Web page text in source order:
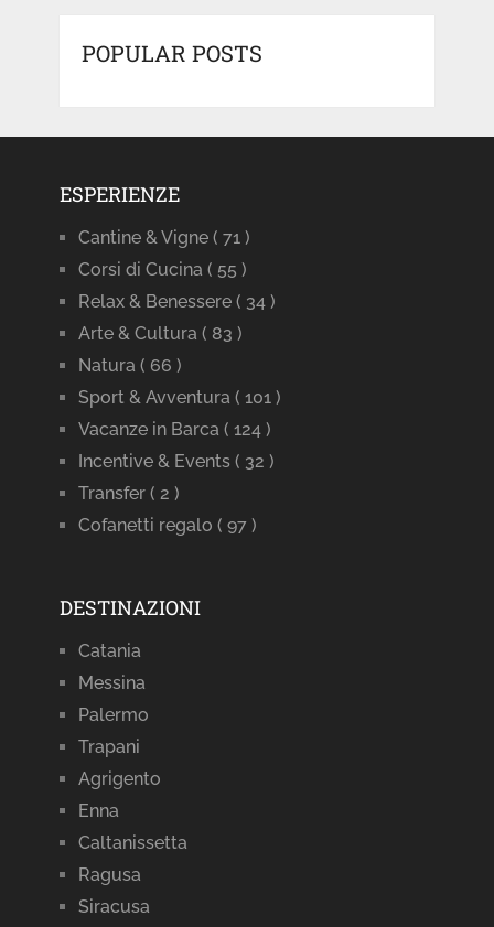
POPULAR POSTS
ESPERIENZE
Cantine & Vigne ( 71 )
Corsi di Cucina ( 55 )
Relax & Benessere ( 34 )
Arte & Cultura ( 83 )
Natura ( 66 )
Sport & Avventura ( 101 )
Vacanze in Barca ( 124 )
Incentive & Events ( 32 )
Transfer ( 2 )
Cofanetti regalo ( 97 )
DESTINAZIONI
Catania
Messina
Palermo
Trapani
Agrigento
Enna
Caltanissetta
Ragusa
Siracusa